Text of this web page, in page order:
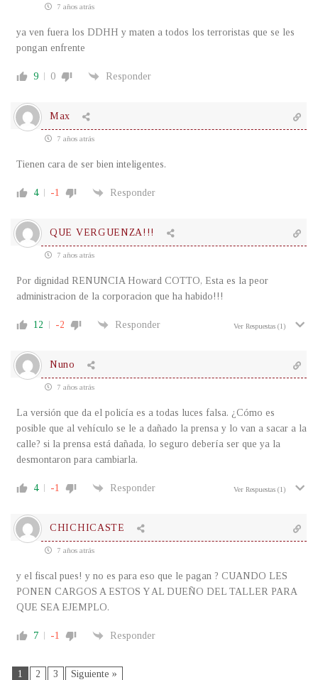
7 años atrás
ya ven fuera los DDHH y maten a todos los terroristas que se les
pongan enfrente
9 0 Responder
Max
7 años atrás
Tienen cara de ser bien inteligentes.
4 -1 Responder
QUE VERGUENZA!!!
7 años atrás
Por dignidad RENUNCIA Howard COTTO, Esta es la peor
administracion de la corporacion que ha habido!!!
12 -2 Responder Ver Respuestas (1)
Nuno
7 años atrás
La versión que da el policía es a todas luces falsa. ¿Cómo es
posible que al vehículo se le a dañado la prensa y lo van a sacar a la
calle? si la prensa está dañada, lo seguro debería ser que ya la
desmontaron para cambiarla.
4 -1 Responder Ver Respuestas (1)
CHICHICASTE
7 años atrás
y el fiscal pues! y no es para eso que le pagan ? CUANDO LES
PONEN CARGOS A ESTOS Y AL DUEÑO DEL TALLER PARA
QUE SEA EJEMPLO.
7 -1 Responder
1 2 3 Siguiente »